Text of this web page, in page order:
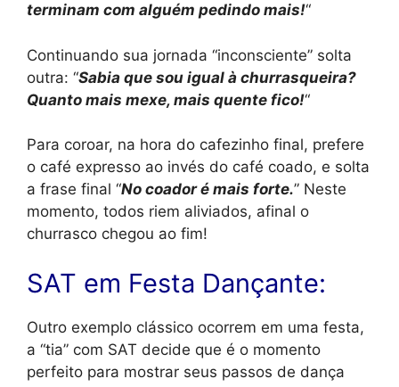
terminam com alguém pedindo mais!“
Continuando sua jornada “inconsciente” solta
outra: “Sabia que sou igual à churrasqueira?
Quanto mais mexe, mais quente fico!“
Para coroar, na hora do cafezinho final, prefere
o café expresso ao invés do café coado, e solta
a frase final “No coador é mais forte.” Neste
momento, todos riem aliviados, afinal o
churrasco chegou ao fim!
SAT em Festa Dançante:
Outro exemplo clássico ocorrem em uma festa,
a “tia” com SAT decide que é o momento
perfeito para mostrar seus passos de dança